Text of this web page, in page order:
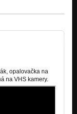
opalovačka na
na VHS kamery.